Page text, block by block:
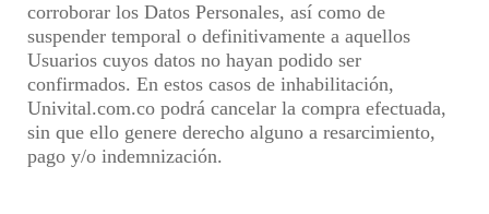
corroborar los Datos Personales, así como de
suspender temporal o definitivamente a aquellos
Usuarios cuyos datos no hayan podido ser
confirmados. En estos casos de inhabilitación,
Univital.com.co podrá cancelar la compra efectuada,
sin que ello genere derecho alguno a resarcimiento,
pago y/o indemnización.